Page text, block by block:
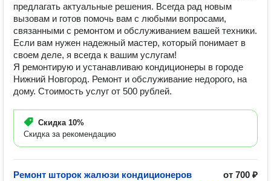
предлагать актуальные решения. Всегда рад новым
вызовам и готов помочь вам с любыми вопросами,
связанными с ремонтом и обслуживанием вашей техники.
Если вам нужен надежный мастер, который понимает в
своем деле, я всегда к вашим услугам!
Я ремонтирую и устанавливаю кондиционеры в городе
Нижний Новгород. Ремонт и обслуживание недорого, на
дому. Стоимость услуг от 500 рублей.
Скидка 10%
Скидка за рекомендацию
Ремонт шторок жалюзи кондиционеров
от 700 ₽